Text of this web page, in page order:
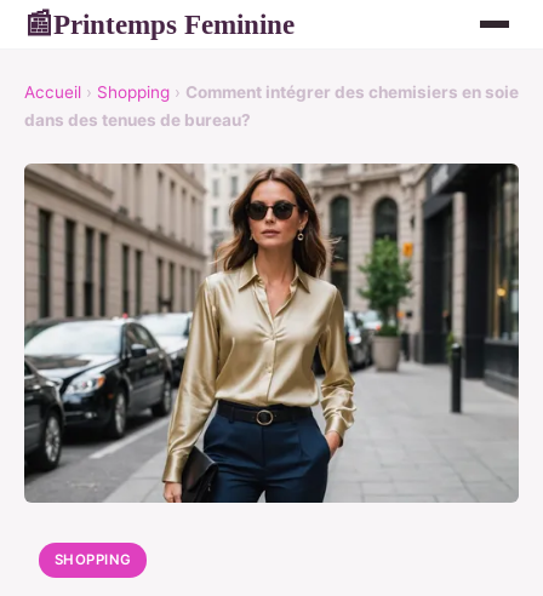
📰Printemps Feminine
Accueil › Shopping › Comment intégrer des chemisiers en soie
dans des tenues de bureau?
SHOPPING